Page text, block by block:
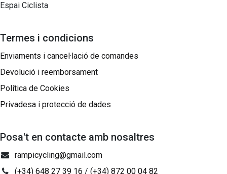
Espai Ciclista
Termes i condicions
Enviaments i cancel·lació de comandes
Devolució i reemborsament
Política de Cookies
Privadesa i protecció de dades
Posa't en contacte amb nosaltres
rampicycling@gmail.com
(+34) 648 27 39 16 / (+34) 872 00 04 82